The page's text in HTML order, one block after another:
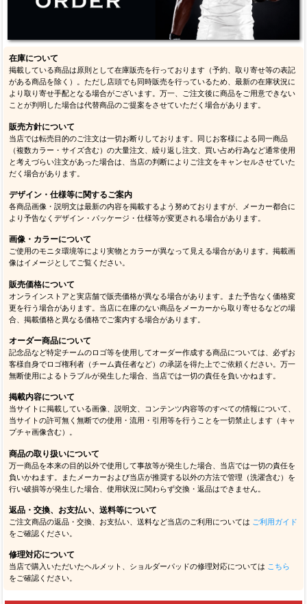
在庫について
掲載している商品は原則として在庫販売を行っております（予約、取り寄せ等の表記
がある商品を除く）。ただし店頭でも同時販売を行っているため、最新の在庫状況に
より取り寄せ手配となる場合がございます。万一、ご注文後に商品をご用意できない
ことが判明した場合は代替商品のご提案をさせていただく場合があります。
販売方針について
当店では転売目的のご注文は一切お断りしております。同じお客様による同一商品
（複数カラー・サイズ含む）の大量注文、繰り返し注文、買い占め行為など通常使用
と考えづらい注文があった場合は、当店の判断によりご注文をキャンセルさせていた
だく場合があります。
デザイン・仕様等に関するご案内
各商品画像・説明文は最新の内容を掲載するよう努めておりますが、メーカー都合に
より予告なくデザイン・パッケージ・仕様等が変更される場合があります。
画像・カラーについて
ご使用のモニタ環境等により実物とカラーが異なって見える場合があります。掲載画
像はイメージとしてご覧ください。
販売価格について
オンラインストアと実店舗で販売価格が異なる場合があります。また予告なく価格変
更を行う場合があります。当店に在庫のない商品をメーカーから取り寄せるなどの場
合、掲載価格と異なる価格でご案内する場合があります。
オーダー商品について
記念品など特定チームのロゴ等を使用してオーダー作成する商品については、必ずお
客様自身でロゴ権利者（チーム責任者など）の承諾を得た上でご依頼ください。万一
無断使用によるトラブルが発生した場合、当店では一切の責任を負いかねます。
掲載内容について
当サイトに掲載している画像、説明文、コンテンツ内容等のすべての情報について、
当サイトの許可無く無断での使用・流用・引用等を行うことを一切禁止します（キャ
プチャ画像含む）。
商品の取り扱いについて
万一商品を本来の目的以外で使用して事故等が発生した場合、当店では一切の責任を
負いかねます。またメーカーおよび当店が推奨する以外の方法で管理（洗濯含む）を
行い破損等が発生した場合、使用状況に関わらず交換・返品はできません。
返品・交換、お支払い、送料等について
ご注文商品の返品・交換、お支払い、送料など当店のご利用については ご利用ガイド
をご確認ください。
修理対応について
当店で購入いただいたヘルメット、ショルダーパッドの修理対応については こちら
をご確認ください。